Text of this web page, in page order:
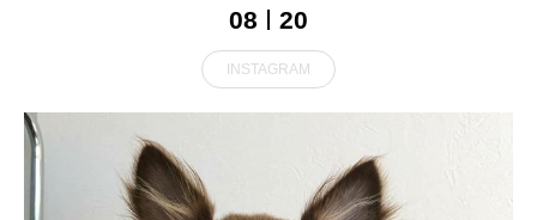
08 20
INSTAGRAM